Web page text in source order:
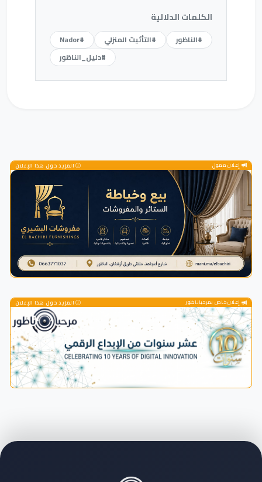
الكلمات الدلالية
#الناظور #التأثيث المنزلي
#Nador
#دليل_الناظور
إعلان ممول المزيد حول هذا الإعلان
إعلان خاص بمرحباناظور المزيد حول هذا الإعلان